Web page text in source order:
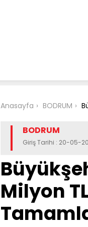
Anasayfa BODRUM
BODRUM
Giriş Tarihi : 20-05-
Milyon